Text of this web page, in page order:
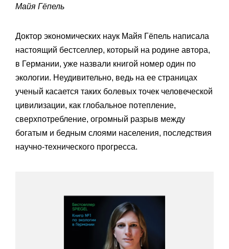
Майя Гёпель
Доктор экономических наук Майя Гёпель написала
настоящий бестселлер, который на родине автора,
в Германии, уже назвали книгой номер один по
экологии. Неудивительно, ведь на ее страницах
ученый касается таких болевых точек человеческой
цивилизации, как глобальное потепление,
сверхпотребление, огромный разрыв между
богатым и бедным слоями населения, последствия
научно-технического прогресса.